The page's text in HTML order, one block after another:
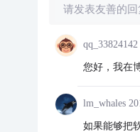
请发表友善的
qq_33824142
您好，我在
lm_whales
如果能够把